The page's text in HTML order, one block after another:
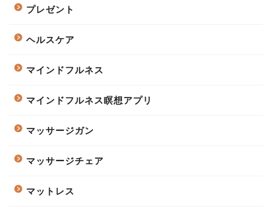
プレゼント
ヘルスケア
マインドフルネス
マインドフルネス瞑想アプリ
マッサージガン
マッサージチェア
マットレス